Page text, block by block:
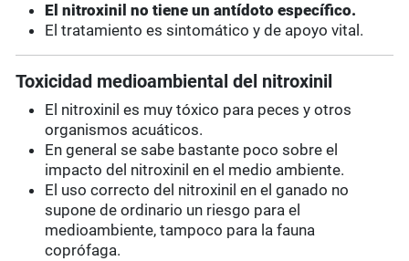
El nitroxinil no tiene un antídoto específico.
El tratamiento es sintomático y de apoyo vital.
Toxicidad medioambiental del nitroxinil
El nitroxinil es muy tóxico para peces y otros
organismos acuáticos.
En general se sabe bastante poco sobre el
impacto del nitroxinil en el medio ambiente.
El uso correcto del nitroxinil en el ganado no
supone de ordinario un riesgo para el
medioambiente, tampoco para la fauna
coprófaga.